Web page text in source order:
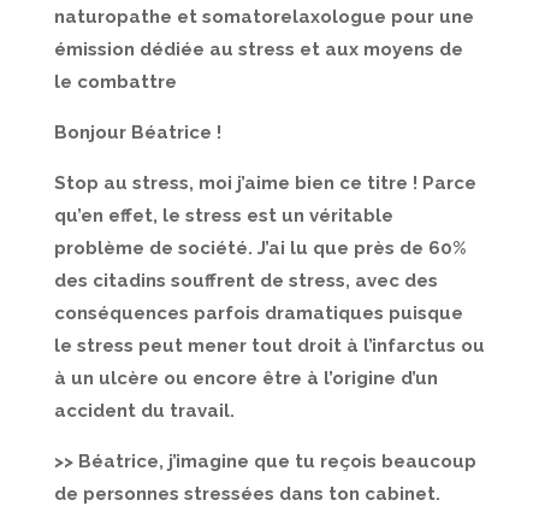
naturopathe et somatorelaxologue pour une
émission dédiée au stress et aux moyens de
le combattre
Bonjour Béatrice !
Stop au stress, moi j’aime bien ce titre ! Parce
qu’en effet, le stress est un véritable
problème de société. J’ai lu que près de 60%
des citadins souffrent de stress, avec des
conséquences parfois dramatiques puisque
le stress peut mener tout droit à l’infarctus ou
à un ulcère ou encore être à l’origine d’un
accident du travail.
>> Béatrice, j’imagine que tu reçois beaucoup
de personnes stressées dans ton cabinet.